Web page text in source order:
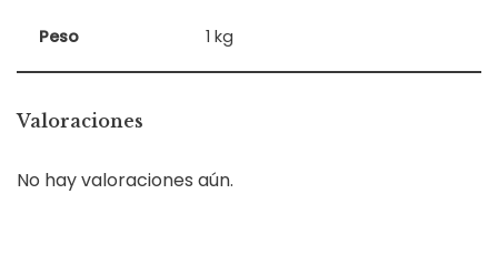
Peso 1 kg
Valoraciones
No hay valoraciones aún.